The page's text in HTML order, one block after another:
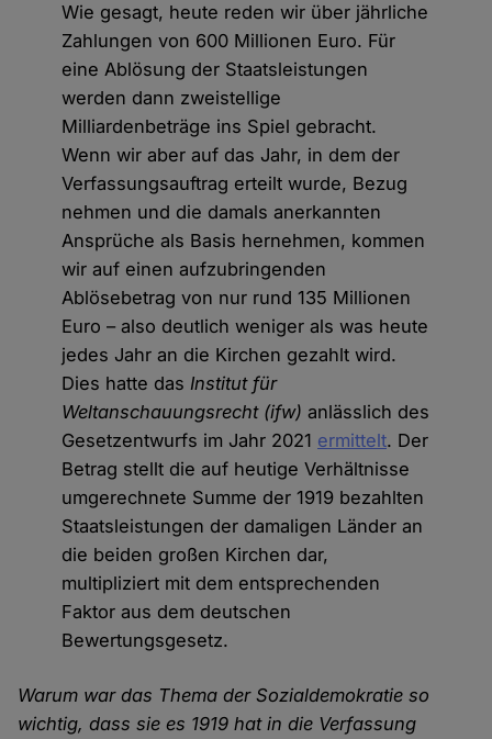
Wie gesagt, heute reden wir über jährliche
Zahlungen von 600 Millionen Euro. Für
eine Ablösung der Staatsleistungen
werden dann zweistellige
Milliardenbeträge ins Spiel gebracht.
Wenn wir aber auf das Jahr, in dem der
Verfassungsauftrag erteilt wurde, Bezug
nehmen und die damals anerkannten
Ansprüche als Basis hernehmen, kommen
wir auf einen aufzubringenden
Ablösebetrag von nur rund 135 Millionen
Euro – also deutlich weniger als was heute
jedes Jahr an die Kirchen gezahlt wird.
Dies hatte dasInstitut für
Weltanschauungsrecht (ifw) anlässlich des
Gesetzentwurfs im Jahr 2021 ermittelt. Der
Betrag stellt die auf heutige Verhältnisse
umgerechnete Summe der 1919 bezahlten
Staatsleistungen der damaligen Länder an
die beiden großen Kirchen dar,
multipliziert mit dem entsprechenden
Faktor aus dem deutschen
Bewertungsgesetz.
Warum war das Thema der Sozialdemokratie so
wichtig, dass sie es 1919 hat in die Verfassung